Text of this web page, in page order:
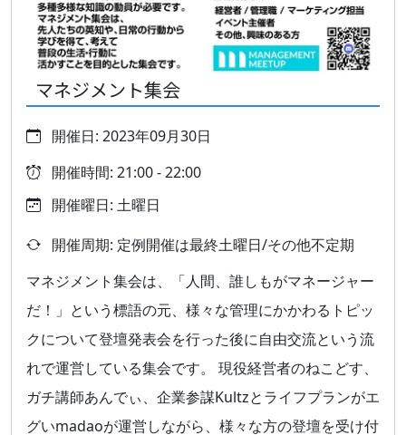
マネジメント集会
開催日: 2023年09月30日
開催時間: 21:00 - 22:00
開催曜日: 土曜日
開催周期: 定例開催は最終土曜日/その他不定期
マネジメント集会は、「人間、誰しもがマネージャー
だ！」という標語の元、様々な管理にかかわるトピッ
クについて登壇発表会を行った後に自由交流という流
れで運営している集会です。 現役経営者のねこどす、
ガチ講師あんでぃ、企業参謀Kultzとライフプランがエ
グいmadaoが運営しながら、様々な方の登壇を受け付